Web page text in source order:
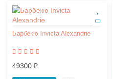
Барбекю Invicta Alexandrie
49300 ₽